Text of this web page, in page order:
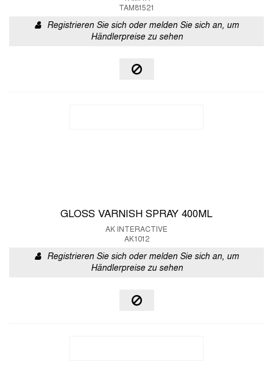
TAM81521
Registrieren Sie sich oder melden Sie sich an, um
Händlerpreise zu sehen
GLOSS VARNISH SPRAY 400ML
AK INTERACTIVE
AK1012
Registrieren Sie sich oder melden Sie sich an, um
Händlerpreise zu sehen